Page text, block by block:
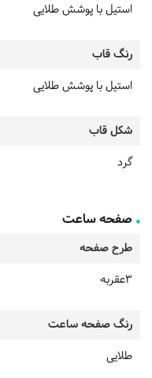
استیل با پوشش طلایی
رنگ قاب
استیل با پوشش طلایی
شکل قاب
گرد
صفحه ساعت
طرح صفحه
3عقربه
رنگ صفحه ساعت
طلایی